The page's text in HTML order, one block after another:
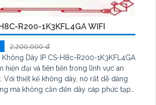
R200-1K3KFL4GA WIFI
2,200,000 ₫
Dây IP CS-H8c-R200-1K3KFL4GA
hiện đại và tiên tiến trong lĩnh vực an
mà không cần đến dây cáp phức tạp.